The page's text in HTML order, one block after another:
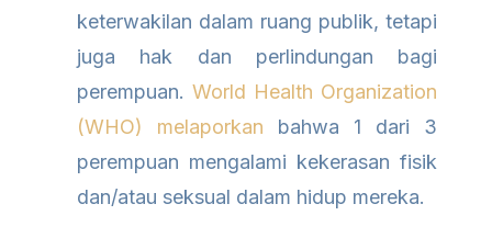
keterwakilan dalam ruang publik, tetapi
juga hak dan perlindungan bagi
perempuan. World Health Organization
(WHO) melaporkan bahwa 1 dari 3
perempuan mengalami kekerasan fisik
dan/atau seksual dalam hidup mereka.